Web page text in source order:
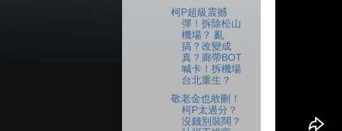
柯P超級震撼
彈！拆除松山
機場？ 亂
搞？改變成
真？廊帶BOT
喊卡！拆機場
台北重生？
敬老金也敢刪！
柯P太過分？
沒錢別裝闊？